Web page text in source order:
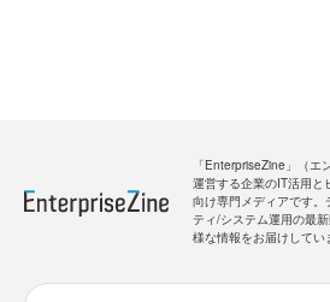
「EnterpriseZine」（エ
運営する企業のIT活用と
向け専門メディアです。
ティ/システム運用の最
様な情報をお届けしてい